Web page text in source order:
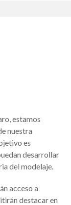
estamos
nuestra
es
desarrollar
del modelaje.
acceso a
destacar en